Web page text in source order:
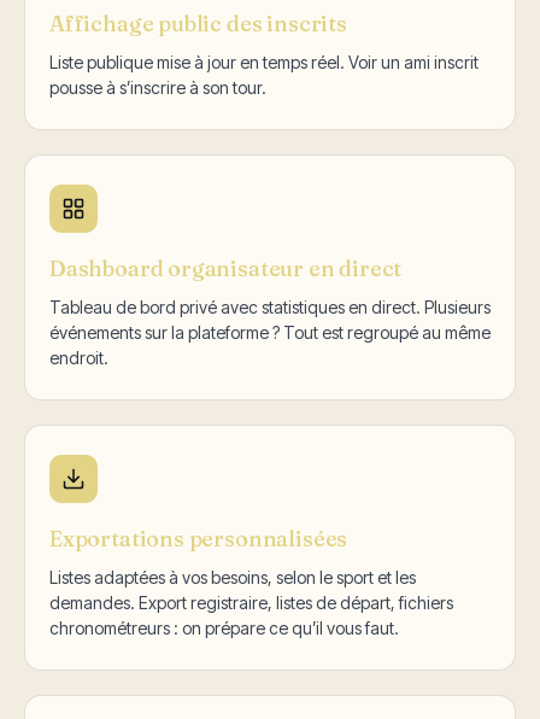
Affichage public des inscrits
Liste publique mise à jour en temps réel. Voir un ami inscrit
pousse à s’inscrire à son tour.
Dashboard organisateur en direct
Tableau de bord privé avec statistiques en direct. Plusieurs
événements sur la plateforme ? Tout est regroupé au même
endroit.
Exportations personnalisées
Listes adaptées à vos besoins, selon le sport et les
demandes. Export registraire, listes de départ, fichiers
chronométreurs : on prépare ce qu’il vous faut.